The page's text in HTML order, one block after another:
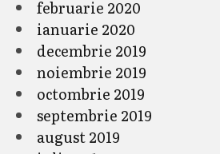
februarie 2020
ianuarie 2020
decembrie 2019
noiembrie 2019
octombrie 2019
septembrie 2019
august 2019